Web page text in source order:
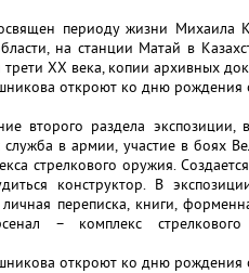
периоду жизни Михаила
на станции Матай в
ХХ века, копии архивных
откроют ко дню рождения
второго раздела
в армии, участие в боях
стрелкового оружия.
конструктор. В
переписка, книги,
– комплекс
откроют ко дню рождения